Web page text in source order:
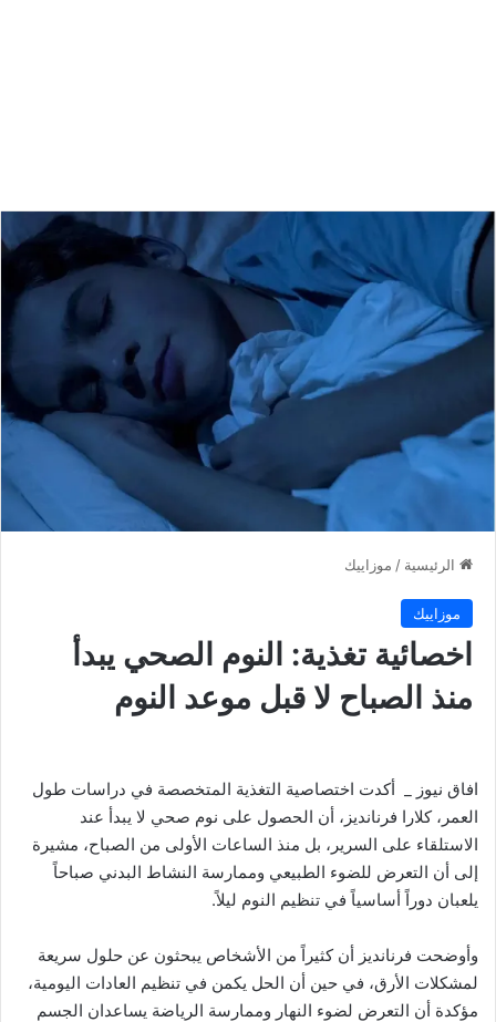
الرئيسية / موزاييك
موزاييك
اخصائية تغذية: النوم الصحي يبدأ
منذ الصباح لا قبل موعد النوم
افاق نيوز _ أكدت اختصاصية التغذية المتخصصة في دراسات طول
العمر، كلارا فرنانديز، أن الحصول على نوم صحي لا يبدأ عند
الاستلقاء على السرير، بل منذ الساعات الأولى من الصباح، مشيرة
إلى أن التعرض للضوء الطبيعي وممارسة النشاط البدني صباحاً
يلعبان دوراً أساسياً في تنظيم النوم ليلاً.
وأوضحت فرنانديز أن كثيراً من الأشخاص يبحثون عن حلول سريعة
لمشكلات الأرق، في حين أن الحل يكمن في تنظيم العادات اليومية،
مؤكدة أن التعرض لضوء النهار وممارسة الرياضة يساعدان الجسم